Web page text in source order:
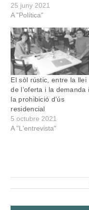
25 juny 2021
A "Política"
El sòl rústic, entre la llei
de l’oferta i la demanda i
la prohibició d’ús
residencial
5 octubre 2021
A "L'entrevista"